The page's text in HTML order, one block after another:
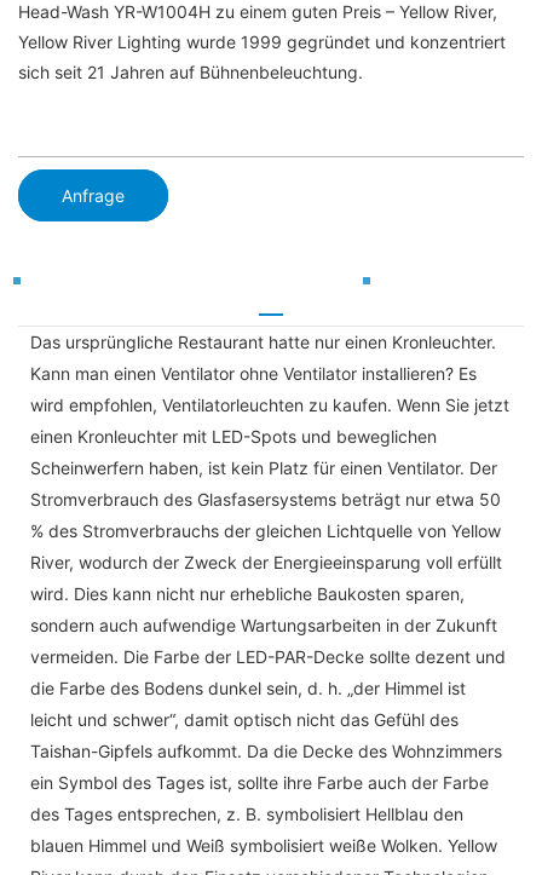
Head-Wash YR-W1004H zu einem guten Preis – Yellow River,
Yellow River Lighting wurde 1999 gegründet und konzentriert
sich seit 21 Jahren auf Bühnenbeleuchtung.
Anfrage
Das ursprüngliche Restaurant hatte nur einen Kronleuchter.
Kann man einen Ventilator ohne Ventilator installieren? Es
wird empfohlen, Ventilatorleuchten zu kaufen. Wenn Sie jetzt
einen Kronleuchter mit LED-Spots und beweglichen
Scheinwerfern haben, ist kein Platz für einen Ventilator. Der
Stromverbrauch des Glasfasersystems beträgt nur etwa 50
% des Stromverbrauchs der gleichen Lichtquelle von Yellow
River, wodurch der Zweck der Energieeinsparung voll erfüllt
wird. Dies kann nicht nur erhebliche Baukosten sparen,
sondern auch aufwendige Wartungsarbeiten in der Zukunft
vermeiden. Die Farbe der LED-PAR-Decke sollte dezent und
die Farbe des Bodens dunkel sein, d. h. „der Himmel ist
leicht und schwer“, damit optisch nicht das Gefühl des
Taishan-Gipfels aufkommt. Da die Decke des Wohnzimmers
ein Symbol des Tages ist, sollte ihre Farbe auch der Farbe
des Tages entsprechen, z. B. symbolisiert Hellblau den
blauen Himmel und Weiß symbolisiert weiße Wolken. Yellow